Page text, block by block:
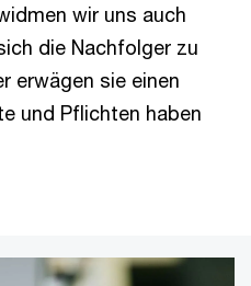
wir uns auch
die Nachfolger zu
erwägen sie einen
und Pflichten haben